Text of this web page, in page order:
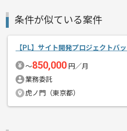
条件が似ている案件
【PL】サイト開発プロジェクトバ
〜850,000 円／月
業務委託
虎ノ門（東京都）